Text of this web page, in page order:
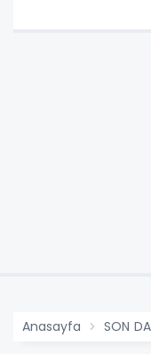
Anasayfa SON